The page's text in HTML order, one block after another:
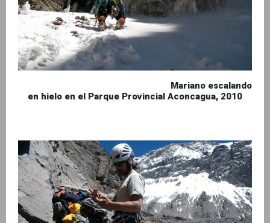
Mariano escalando
en hielo en el Parque Provincial Aconcagua, 2010